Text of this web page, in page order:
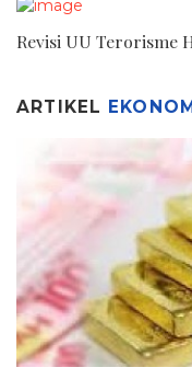
Revisi UU Terorisme
ARTIKEL